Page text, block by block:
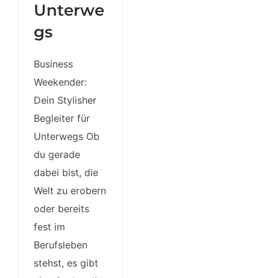
Unterwe
gs
Business
Weekender:
Dein Stylisher
Begleiter für
Unterwegs Ob
du gerade
dabei bist, die
Welt zu erobern
oder bereits
fest im
Berufsleben
stehst, es gibt